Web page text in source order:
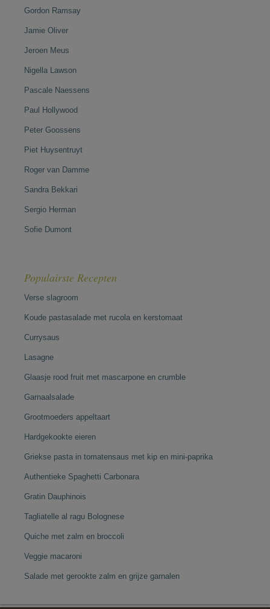
Gordon Ramsay
Jamie Oliver
Jeroen Meus
Nigella Lawson
Pascale Naessens
Paul Hollywood
Peter Goossens
Piet Huysentruyt
Roger van Damme
Sandra Bekkari
Sergio Herman
Sofie Dumont
Populairste Recepten
Verse slagroom
Koude pastasalade met rucola en kerstomaat
Currysaus
Lasagne
Glaasje rood fruit met mascarpone en crumble
Garnaalsalade
Grootmoeders appeltaart
Hardgekookte eieren
Griekse pasta in tomatensaus met kip en mini-paprika
Authentieke Spaghetti Carbonara
Gratin Dauphinois
Tagliatelle al ragu Bolognese
Quiche met zalm en broccoli
Veggie macaroni
Salade met gerookte zalm en grijze garnalen